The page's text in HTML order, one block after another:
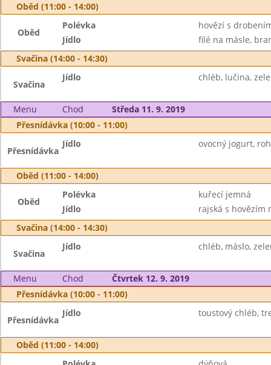
Oběd (11:00 - 14:00)
Oběd
Polévka
hovězí s
Jídlo
filé na másle,
Svačina (14:00 - 14:30)
Svačina
Jídlo chléb, lučina,
Menu Chod
Středa 11. 9. 2019
Přesnídávka (10:00 - 11:00)
Přesnídávka
Jídlo ovocný jogurt,
Oběd (11:00 - 14:00)
Oběd
Polévka
kuřecí jemná
Jídlo
rajská s hovězím
Svačina (14:00 - 14:30)
Svačina
Jídlo chléb, máslo,
Menu Chod
Čtvrtek 12. 9. 2019
Přesnídávka (10:00 - 11:00)
Přesnídávka
Jídlo toustový chléb,
Oběd (11:00 - 14:00)